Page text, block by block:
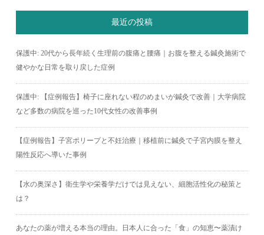
最近の投稿
保護中: 20代から長年続く生理前の腹痛と腰痛｜お腹を整える鍼灸施術で
健やかな日常を取り戻した症例
保護中: 【症例報告】椅子に座れない程のめまいが鍼灸で改善｜大学病院
など多数の病院を巡った10代女性の改善事例
【症例報告】子宮ポリープと不妊治療｜移植前に鍼灸で子宮内膜を整え
陽性反応へ導いた事例
【水の奥深さ】衛生学や栄養学だけでは見えない、細胞活性化の秘策と
は？
あなたの薬が増える本当の理由。日本人に合った「食」の知恵〜薬漬け